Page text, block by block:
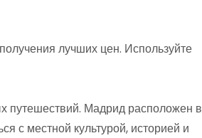
лучших цен. Используйте
путешествий. Мадрид расположен в
с местной культурой, историей и